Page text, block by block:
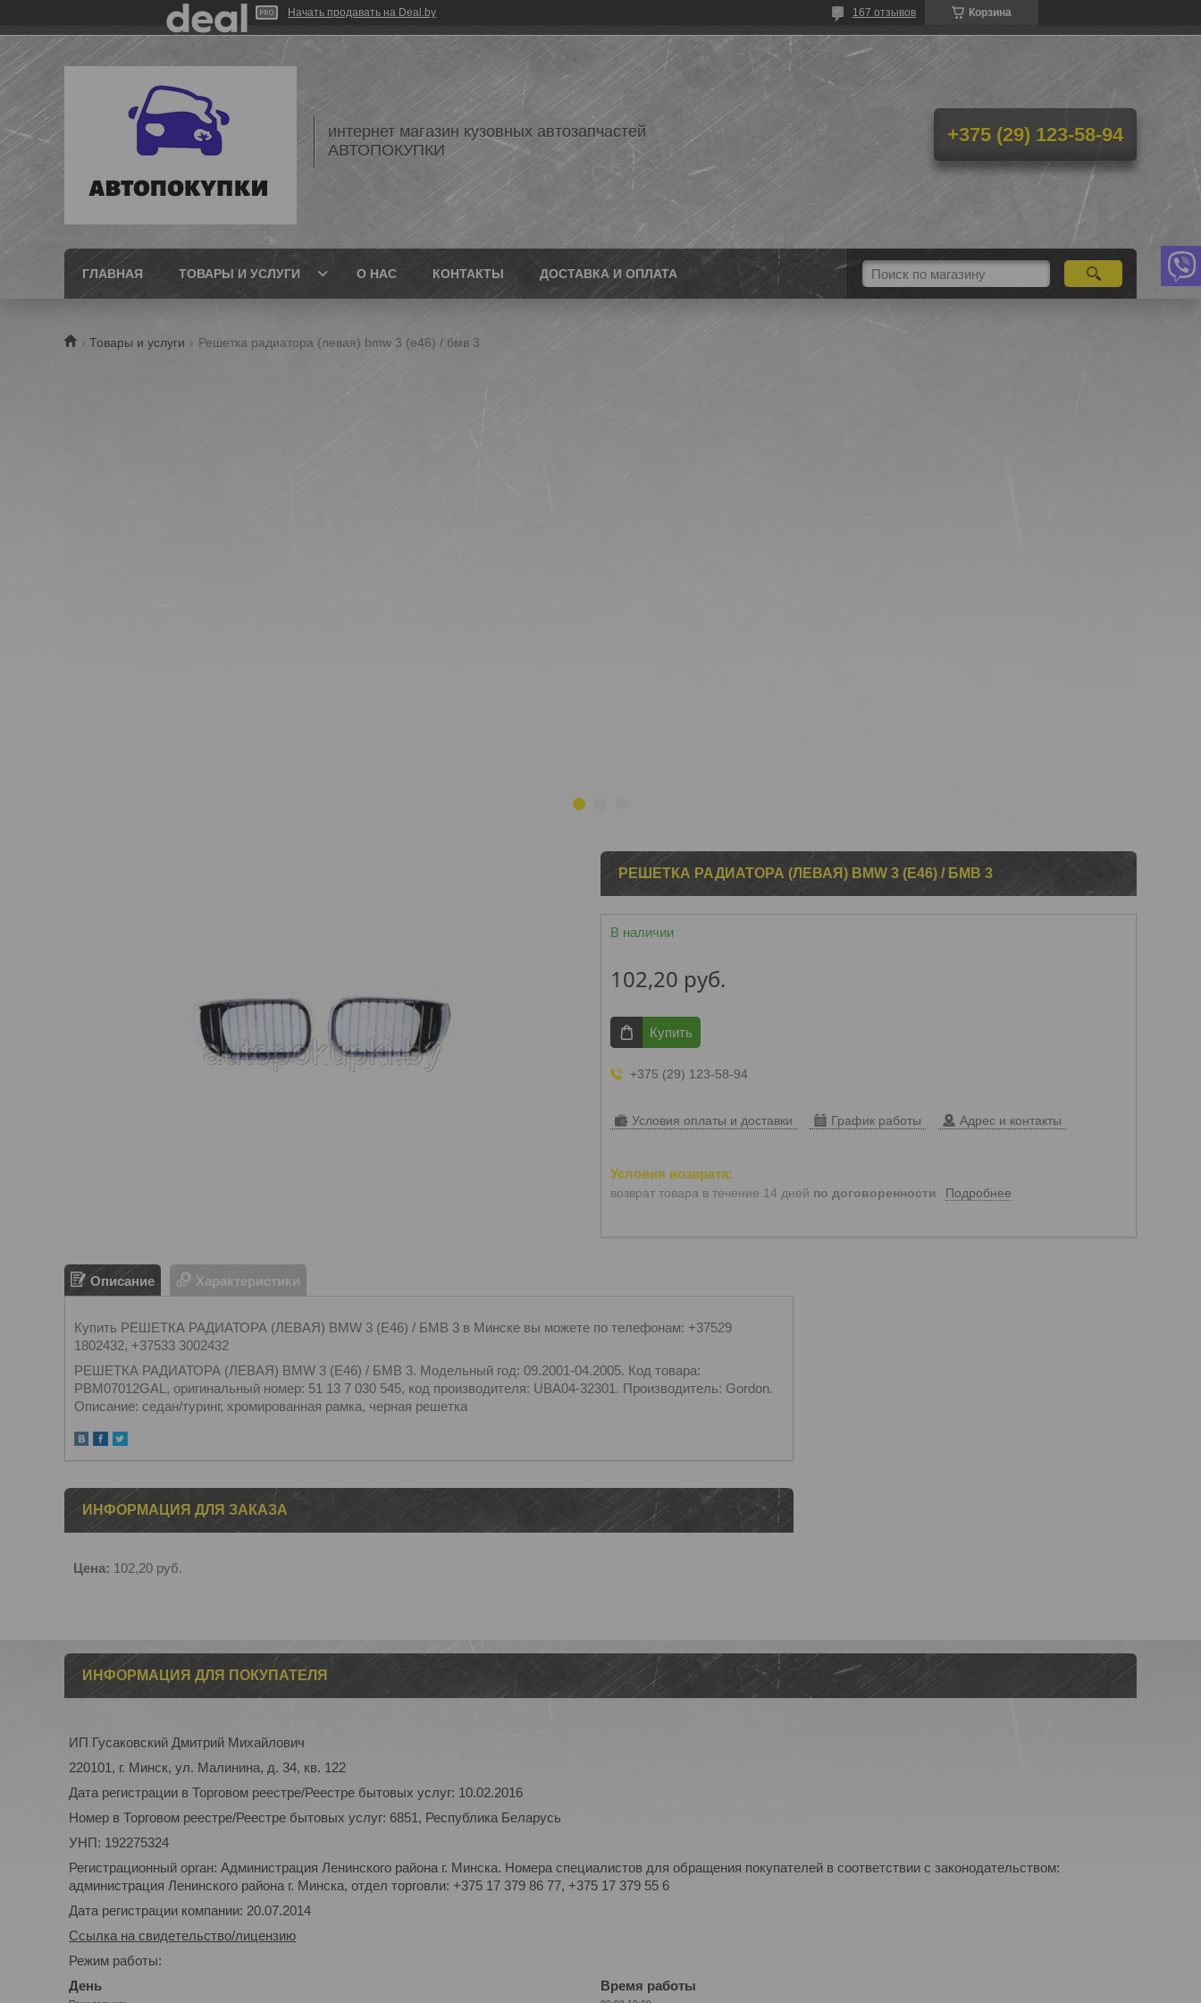
Начать продавать на Deal.by Корзина
167 отзывов
интернет магазин кузовных автозапчастей
АВТОПОКУПКИ
+375 (29) 123-58-94
ГЛАВНАЯ ТОВАРЫ И УСЛУГИ О НАС КОНТАКТЫ ДОСТАВКА И ОПЛАТА
Товары и услуги Решетка радиатора (левая) bmw 3 (e46) / бмв 3
РЕШЕТКА РАДИАТОРА (ЛЕВАЯ) BMW 3 (E46) / БМВ 3
В наличии
102,20 руб.
Купить
+375 (29) 123-58-94
Условия оплаты и доставки График работы Адрес и контакты
возврат товара в течение 14 дней по договоренности Подробнее
Описание Характеристики
Купить РЕШЕТКА РАДИАТОРА (ЛЕВАЯ) BMW 3 (E46) / БМВ 3 в Минске вы можете по телефонам: +37529
1802432, +37533 3002432
РЕШЕТКА РАДИАТОРА (ЛЕВАЯ) BMW 3 (E46) / БМВ 3. Модельный год: 09.2001-04.2005. Код товара:
PBM07012GAL, оригинальный номер: 51 13 7 030 545, код производителя: UBA04-32301. Производитель: Gordon.
Описание: седан/туринг, хромированная рамка, черная решетка
ИНФОРМАЦИЯ ДЛЯ ЗАКАЗА
Цена: 102,20 руб.
ИНФОРМАЦИЯ ДЛЯ ПОКУПАТЕЛЯ
ИП Гусаковский Дмитрий Михайлович
220101, г. Минск, ул. Малинина, д. 34, кв. 122
Дата регистрации в Торговом реестре/Реестре бытовых услуг: 10.02.2016
Номер в Торговом реестре/Реестре бытовых услуг: 6851, Республика Беларусь
УНП: 192275324
Регистрационный орган: Администрация Ленинского района г. Минска. Номера специалистов для обращения покупателей в соответствии с законодательством:
администрация Ленинского района г. Минска, отдел торговли: +375 17 379 86 77, +375 17 379 55 6
Дата регистрации компании: 20.07.2014
Ссылка на свидетельство/лицензию
Режим работы:
День
Время работы